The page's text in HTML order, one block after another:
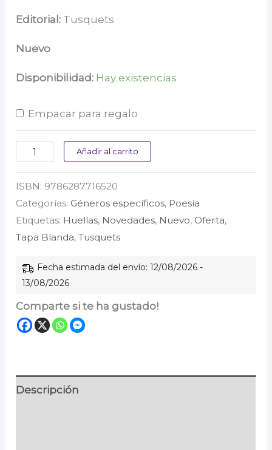
original
Editorial: Tusquets
Nuevo
Disponibilidad: Hay existencias
Empacar para regalo
Poemas
juventud
(1943-
1946)
cantidad
Añadir al carrito
ISBN: 9786287716520
Categorías: Géneros específicos, Poesía
Etiquetas: Huellas, Novedades, Nuevo, Oferta,
Tapa Blanda,Tusquets
Fecha estimada del envío: 12/08/2026 -
13/08/2026
Comparte si te ha gustado!
Descripción